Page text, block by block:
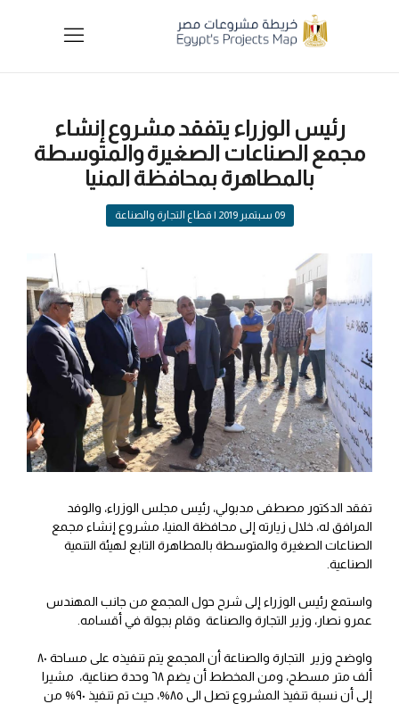
رئيس الوزراء يتفقد مشروع إنشاء
مجمع الصناعات الصغيرة والمتوسطة
بالمطاهرة بمحافظة المنيا
09 سبتمبر 2019 | قطاع التجارة والصناعة
تفقد الدكتور مصطفى مدبولي، رئيس مجلس الوزراء، والوفد
المرافق له، خلال زيارته إلى محافظة المنيا، مشروع إنشاء مجمع
الصناعات الصغيرة والمتوسطة بالمطاهرة التابع لهيئة التنمية
الصناعية.
واستمع رئيس الوزراء إلى شرح حول المجمع من جانب المهندس
عمرو نصار، وزير التجارة والصناعة وقام بجولة في أقسامه.
واوضح وزير التجارة والصناعة أن المجمع يتم تنفيذه على مساحة ٨٠
ألف متر مسطح، ومن المخطط أن يضم ٦٨ وحدة صناعية، مشيرا
إلى أن نسبة تنفيذ المشروع تصل الى ٨٥%، حيث تم تنفيذ ٩٠% من